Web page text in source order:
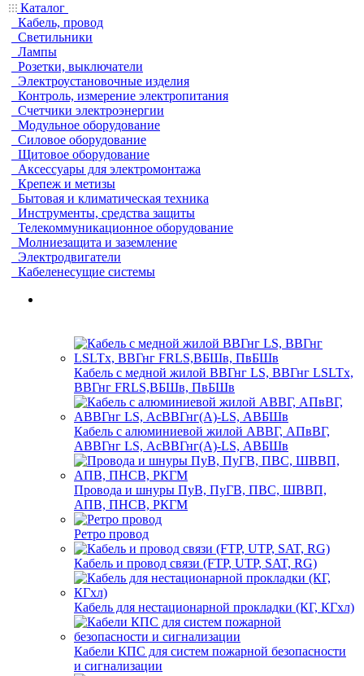
Каталог
Кабель, провод
Светильники
Лампы
Розетки, выключатели
Электроустановочные изделия
Контроль, измерение электропитания
Счетчики электроэнергии
Модульное оборудование
Силовое оборудование
Щитовое оборудование
Аксессуары для электромонтажа
Крепеж и метизы
Бытовая и климатическая техника
Инструменты, средства защиты
Телекоммуникационное оборудование
Молниезащита и заземление
Электродвигатели
Кабеленесущие системы
Кабель с медной жилой ВВГнг LS, ВВГнг LSLTx,
ВВГнг FRLS,ВБШв, ПвБШв
Кабель с алюминиевой жилой АВВГ, АПвВГ,
АВВГнг LS, АсВВГнг(А)-LS, АВБШв
Провода и шнуры ПуВ, ПуГВ, ПВС, ШВВП,
АПВ, ПНСВ, РКГМ
Ретро провод
Кабель и провод связи (FTP, UTP, SAT, RG)
Кабель для нестационарной прокладки (КГ, КГхл)
Кабели КПС для систем пожарной безопасности
и сигнализации